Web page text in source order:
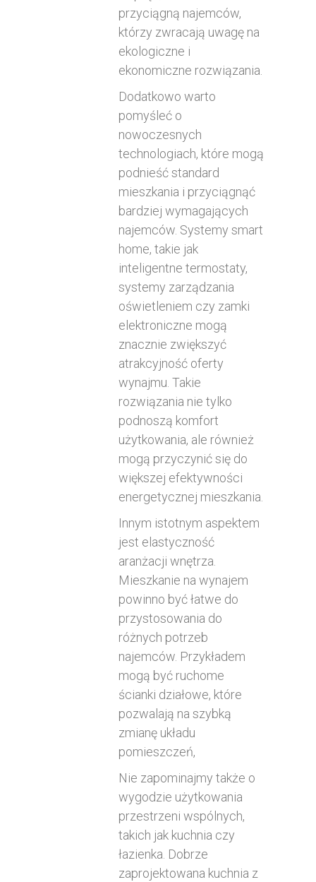
przyciągną najemców,
którzy zwracają uwagę na
ekologiczne i
ekonomiczne rozwiązania.
Dodatkowo warto
pomyśleć o
nowoczesnych
technologiach, które mogą
podnieść standard
mieszkania i przyciągnąć
bardziej wymagających
najemców. Systemy smart
home, takie jak
inteligentne termostaty,
systemy zarządzania
oświetleniem czy zamki
elektroniczne mogą
znacznie zwiększyć
atrakcyjność oferty
wynajmu. Takie
rozwiązania nie tylko
podnoszą komfort
użytkowania, ale również
mogą przyczynić się do
większej efektywności
energetycznej mieszkania.
Innym istotnym aspektem
jest elastyczność
aranżacji wnętrza.
Mieszkanie na wynajem
powinno być łatwe do
przystosowania do
różnych potrzeb
najemców. Przykładem
mogą być ruchome
ścianki działowe, które
pozwalają na szybką
zmianę układu
pomieszczeń,
Nie zapominajmy także o
wygodzie użytkowania
przestrzeni wspólnych,
takich jak kuchnia czy
łazienka. Dobrze
zaprojektowana kuchnia z